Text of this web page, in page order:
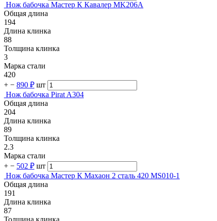
Нож бабочка Мастер К Кавалер MK206A
Общая длина
194
Длина клинка
88
Толщина клинка
3
Марка стали
420
+ − 890 ₽ шт
Нож бабочка Pirat A304
Общая длина
204
Длина клинка
89
Толщина клинка
2.3
Марка стали
+ − 502 ₽ шт
Нож бабочка Мастер К Махаон 2 сталь 420 MS010-1
Общая длина
191
Длина клинка
87